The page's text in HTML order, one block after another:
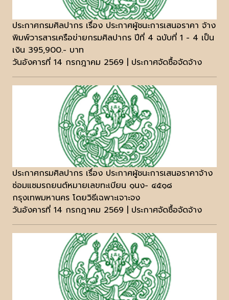
ประกาศกรมศิลปากร เรื่อง ประกาศผู้ชนะการเสนอราคา จ้าง
พิมพ์วารสารเครือข่ายกรมศิลปากร ปีที่ 4 ฉบับที่ 1 - 4 เป็น
เงิน 395,900.- บาท
วันอังคารที่ 14 กรกฎาคม 2569 | ประกาศจัดซื้อจัดจ้าง
ประกาศกรมศิลปากร เรื่อง ประกาศผู้ชนะการเสนอราคาจ้าง
ซ่อมแซมรถยนต์หมายเลขทะเบียน ๑นง- ๔๕๑๘
กรุงเทพมหานคร โดยวิธีเฉพาะเจาะจง
วันอังคารที่ 14 กรกฎาคม 2569 | ประกาศจัดซื้อจัดจ้าง